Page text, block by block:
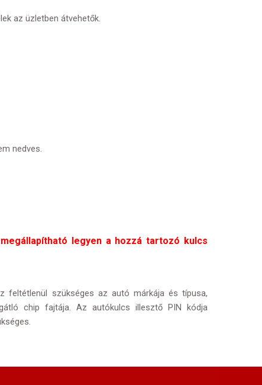
az üzletben átvehetők.
nedves.
legyen a hozzá tartozó kulcs
feltétlenül szükséges az autó márkája és típusa,
chip fajtája. Az autókulcs illesztő PIN kódja